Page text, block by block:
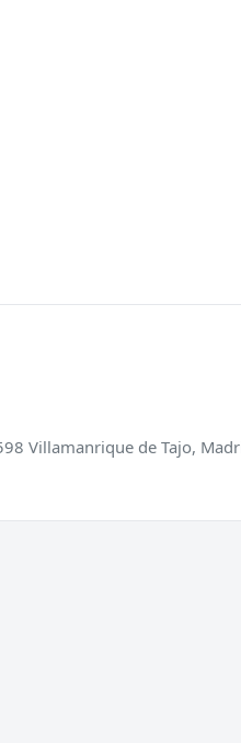
Villamanrique de Tajo,